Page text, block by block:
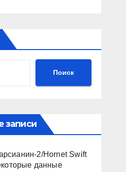
Поиск
записи
2/Hornet Swift
данные